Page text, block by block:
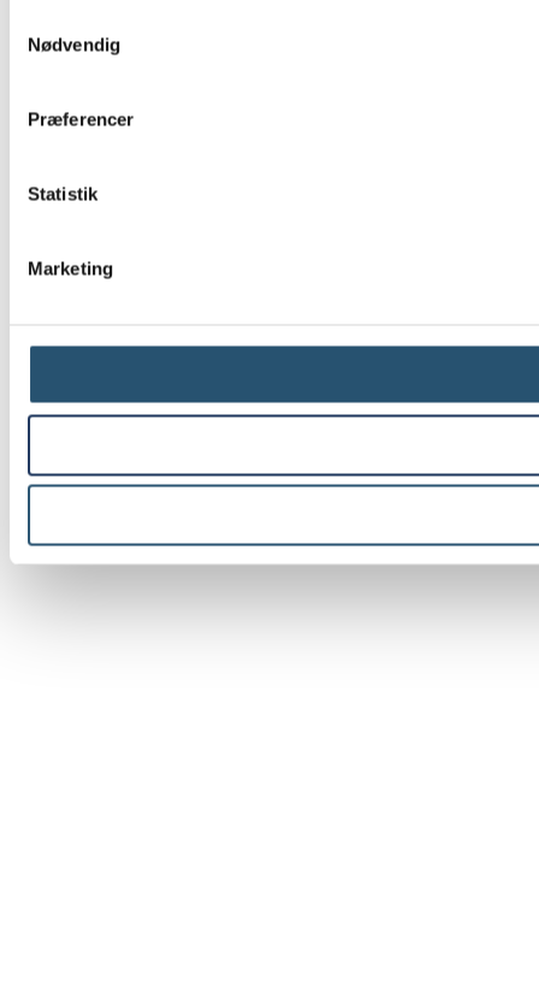
Nødvendig
Præferencer
Statistik
Marketing